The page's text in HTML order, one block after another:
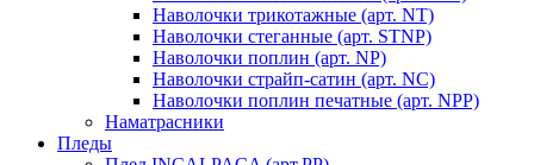
Наволочки трикотажные (арт. NT)
Наволочки стеганные (арт. STNP)
Наволочки поплин (арт. NP)
Наволочки страйп-сатин (арт. NC)
Наволочки поплин печатные (арт. NPP)
Наматрасники
Пледы